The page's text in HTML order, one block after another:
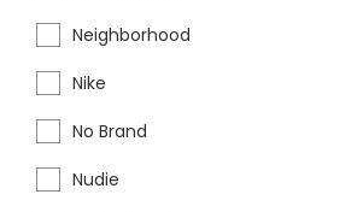
Neighborhood
Nike
No Brand
Nudie